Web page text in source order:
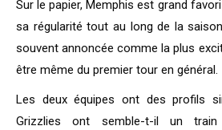
Sur le papier, Memphis est grand
sa régularité tout au long de la
souvent annoncée comme la plus
être même du premier tour en général.
Les deux équipes ont des profils
Grizzlies ont semble-t-il un train